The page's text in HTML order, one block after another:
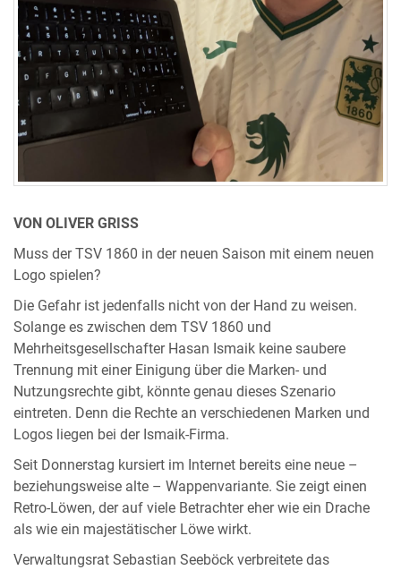
VON OLIVER GRISS
Muss der TSV 1860 in der neuen Saison mit einem neuen
Logo spielen?
Die Gefahr ist jedenfalls nicht von der Hand zu weisen.
Solange es zwischen dem TSV 1860 und
Mehrheitsgesellschafter Hasan Ismaik keine saubere
Trennung mit einer Einigung über die Marken- und
Nutzungsrechte gibt, könnte genau dieses Szenario
eintreten. Denn die Rechte an verschiedenen Marken und
Logos liegen bei der Ismaik-Firma.
Seit Donnerstag kursiert im Internet bereits eine neue –
beziehungsweise alte – Wappenvariante. Sie zeigt einen
Retro-Löwen, der auf viele Betrachter eher wie ein Drache
als wie ein majestätischer Löwe wirkt.
Verwaltungsrat Sebastian Seeböck verbreitete das